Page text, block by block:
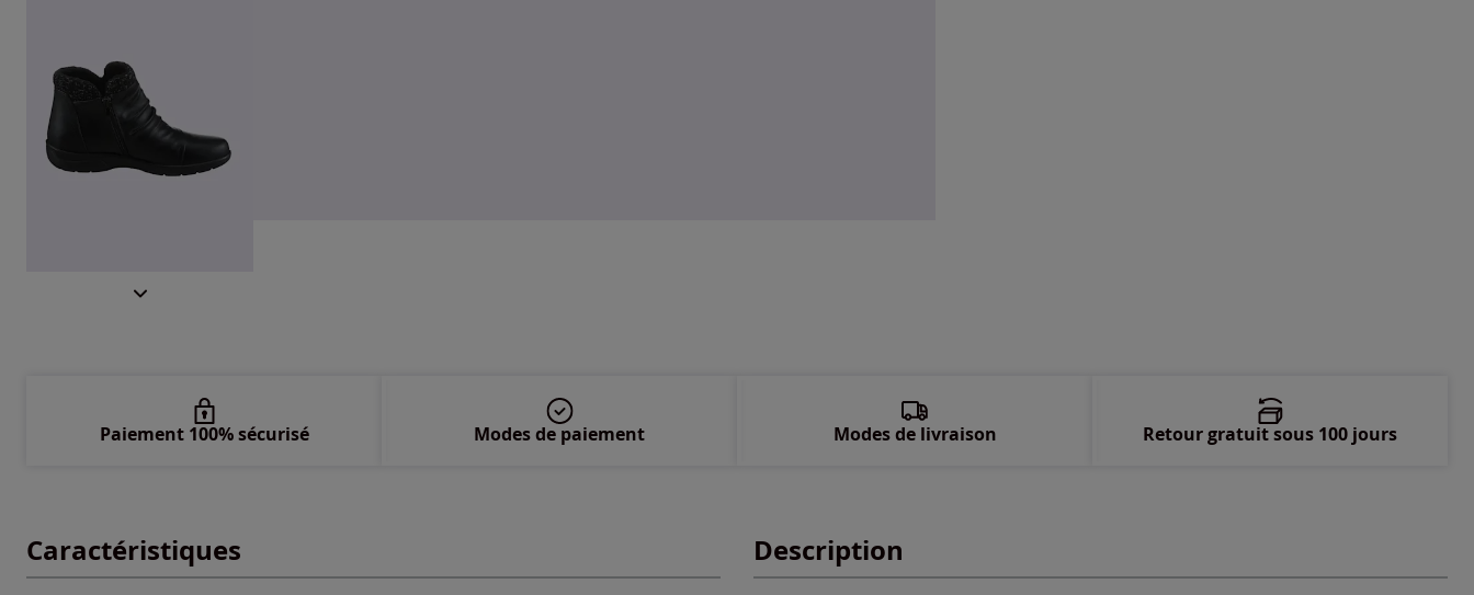
Caractéristiques Description
Paiement 100% sécurisé Modes de paiement Modes de livraison Retour gratuit sous 100 jours